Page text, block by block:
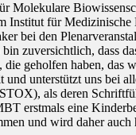
Molekulare
Institut für
bei den
zuversichtlich, dass
geholfen haben, das
unterstützt uns bei
als deren
erstmals eine
und wird daher auch